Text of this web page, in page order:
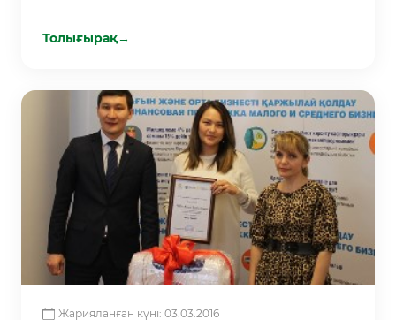
БІЛІМ АЛДЫ
Толығырақ→
Жарияланған күні: 03.03.2016